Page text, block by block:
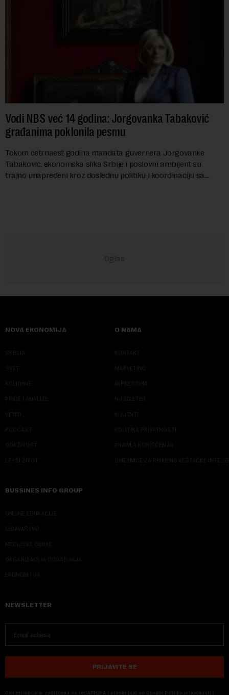
Vodi NBS već 14 godina: Jorgovanka Tabaković
građanima poklonila pesmu
Tokom četrnaest godina mandata guvernera Jorgovanke
Tabaković, ekonomska slika Srbije i poslovni ambijent su
trajno unapređeni kroz doslednu politiku i koordinaciju sa
NOVA EKONOMIJA
SRBIJA
SVET
KOLUMNE
PRIČE I ANALIZE
VIDEO
PODCAST
ODRŽIVOST
LEPŠI ŽIVOT
O NAMA
KONTAKT
MARKETING
IMPRESSUM
NJUZLETER
KLIJENTI
POLITIKA PRIVATNOSTI
PRAVILA KORIŠĆENJA
SMERNICE ZA PRIMENU VEŠTAČKE
BUSSINES INFO GROUP
ONLINE EDUKACIJE
IZDAVAŠTVO
MEDIJSKE OBUKE
ORGANIZACIJA DOGADJAJA
EKONOM I JA
NEWSLETTER
PRIJAVITE SE
Ova stranica je zaštićena sa reCAPTCHA i primenjuju se Google Politika privatnosti i